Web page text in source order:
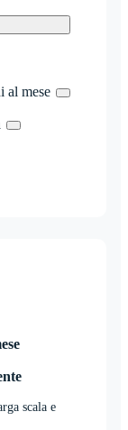
al mese
scala e